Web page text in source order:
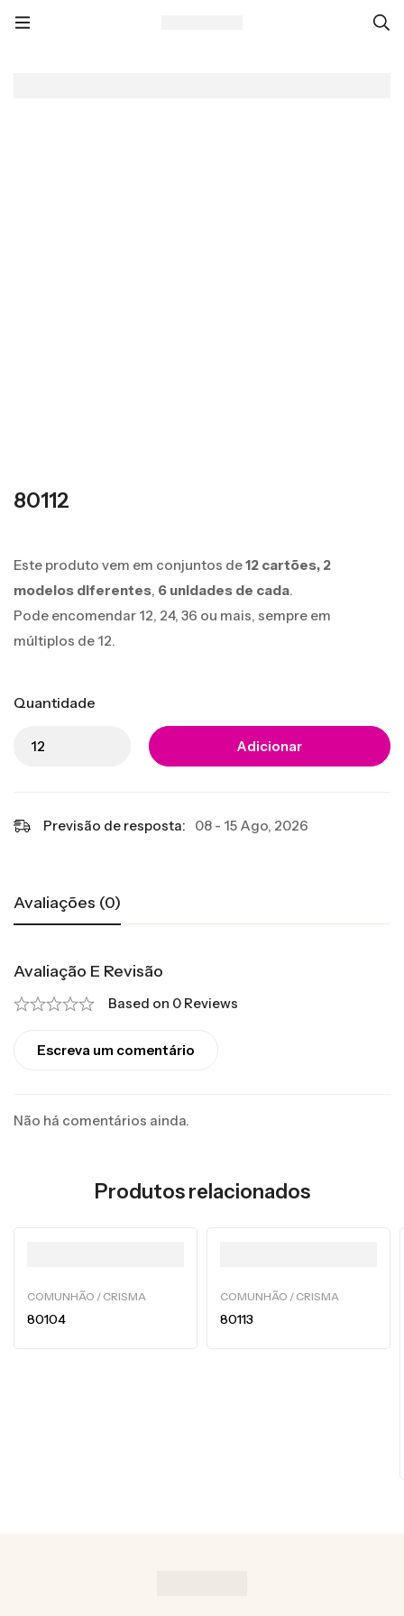
80112
Este produto vem em conjuntos de12 cartões, 2
modelos diferentes, 6 unidades de cada.
Pode encomendar 12, 24, 36 ou mais, sempre em
múltiplos de 12.
Quantidade
Adicionar
Previsão de resposta: 08 - 15 Ago, 2026
Avaliações (0)
Avaliação E Revisão
Based on 0 Reviews
Escreva um comentário
Não há comentários ainda.
Produtos relacionados
COMUNHÃO / CRISMA
80104
COMUNHÃO / CRISMA
80113